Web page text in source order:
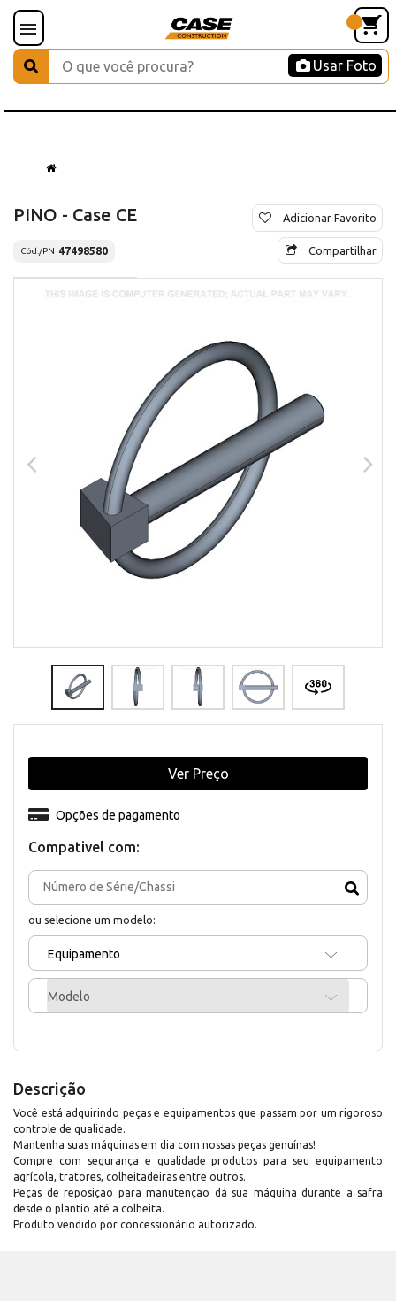
Usar Foto
PINO - Case CE
Cód./PN 47498580
Adicionar Favorito
Compartilhar
Compativel com:
ou selecione um modelo:
Equipamento
Modelo
Opções de pagamento
Ver Preço
Descrição
Você está adquirindo peças e equipamentos que passam por um rigoroso
controle de qualidade.
Mantenha suas máquinas em dia com nossas peças genuínas!
Compre com segurança e qualidade produtos para seu equipamento
agrícola, tratores, colheitadeiras entre outros.
Peças de reposição para manutenção dá sua máquina durante a safra
desde o plantio até a colheita.
Produto vendido por concessionário autorizado.